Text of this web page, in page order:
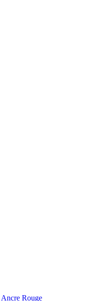
Ancre Rouge